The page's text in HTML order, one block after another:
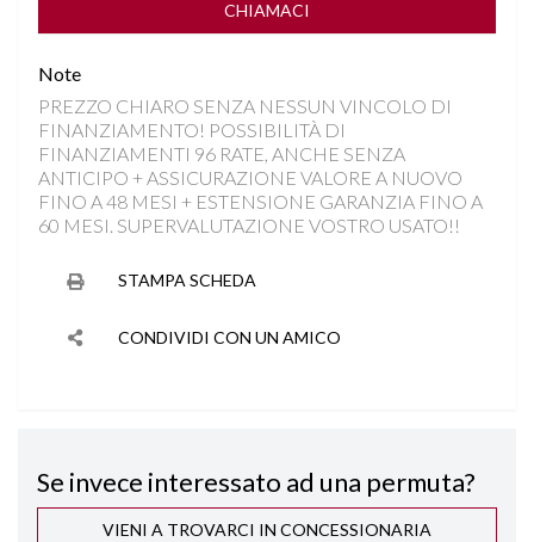
FENDINEBBIA LED
HILL DESCENT CONTROL
INGRESSI USB
KEYLESS GO
CHIAMACI
Note
PREZZO CHIARO SENZA NESSUN VINCOLO DI
FINANZIAMENTO! POSSIBILITÀ DI
FINANZIAMENTI 96 RATE, ANCHE SENZA
ANTICIPO + ASSICURAZIONE VALORE A NUOVO
FINO A 48 MESI + ESTENSIONE GARANZIA FINO A
60 MESI. SUPERVALUTAZIONE VOSTRO USATO!!
STAMPA SCHEDA
CONDIVIDI CON UN AMICO
Se invece interessato ad una permuta?
VIENI A TROVARCI IN CONCESSIONARIA